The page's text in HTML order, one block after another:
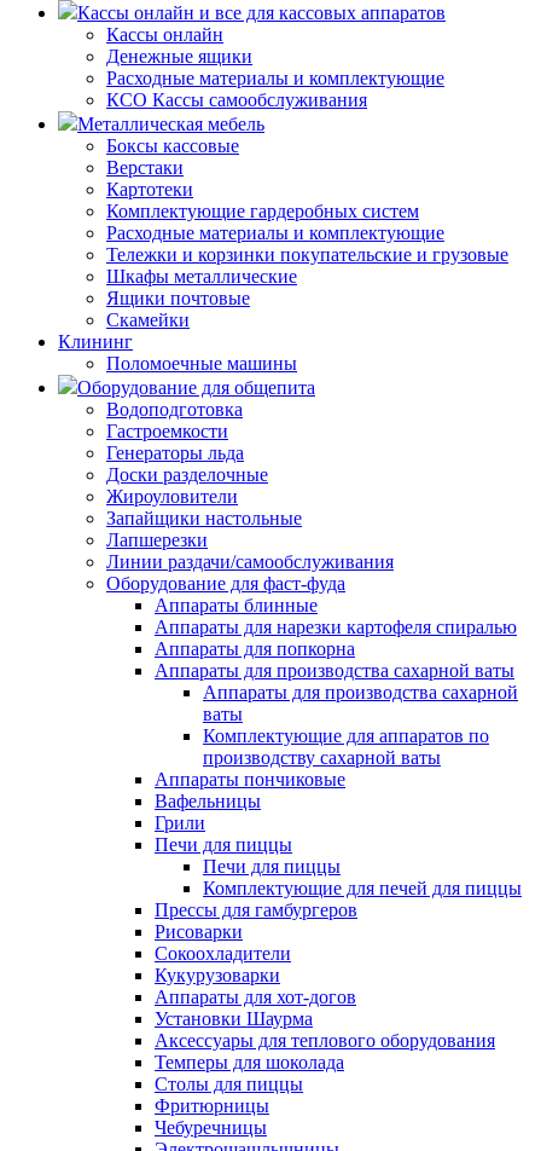
Кассы онлайн и все для кассовых аппаратов
Кассы онлайн
Денежные ящики
Расходные материалы и комплектующие
КСО Кассы самообслуживания
Металлическая мебель
Боксы кассовые
Верстаки
Картотеки
Комплектующие гардеробных систем
Расходные материалы и комплектующие
Тележки и корзинки покупательские и грузовые
Шкафы металлические
Ящики почтовые
Скамейки
Клининг
Поломоечные машины
Оборудование для общепита
Водоподготовка
Гастроемкости
Генераторы льда
Доски разделочные
Жироуловители
Запайщики настольные
Лапшерезки
Линии раздачи/самообслуживания
Оборудование для фаст-фуда
Аппараты блинные
Аппараты для нарезки картофеля спиралью
Аппараты для попкорна
Аппараты для производства сахарной ваты
Аппараты для производства сахарной
ваты
Комплектующие для аппаратов по
производству сахарной ваты
Аппараты пончиковые
Вафельницы
Грили
Печи для пиццы
Печи для пиццы
Комплектующие для печей для пиццы
Прессы для гамбургеров
Рисоварки
Сокоохладители
Кукурузоварки
Аппараты для хот-догов
Установки Шаурма
Аксессуары для теплового оборудования
Темперы для шоколада
Столы для пиццы
Фритюрницы
Чебуречницы